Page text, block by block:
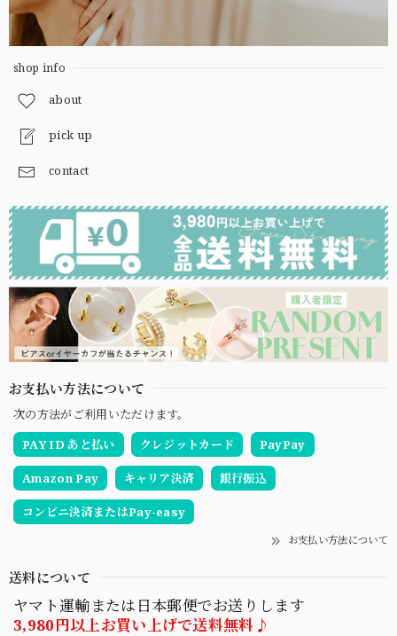
shop info
about
pick up
contact
お支払い方法について
次の方法がご利用いただけます。
PAY ID あと払い
クレジットカード PayPay
Amazon Pay キャリア決済 銀行振込
コンビニ決済またはPay-easy
お支払い方法について
送料について
ヤマト運輸または日本郵便でお送りします
3,980円以上お買い上げで送料無料♪